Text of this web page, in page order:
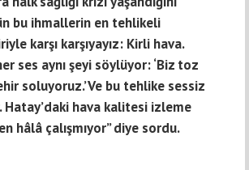
bu ihmallerin en tehlikeli
karşı karşıyayız: Kirli hava.
ses aynı şeyi söylüyor: ‘Biz toz
soluyoruz.’ Ve bu tehlike sessiz
Hatay’daki hava kalitesi izleme
hâlâ çalışmıyor” diye sordu.